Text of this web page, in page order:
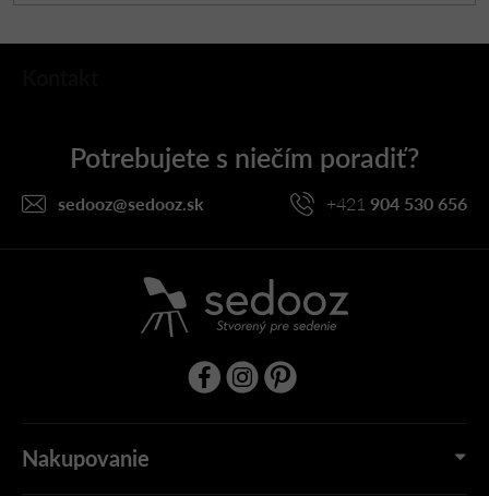
sedooz@sedooz.sk +421 904 530 656
Nakupovanie